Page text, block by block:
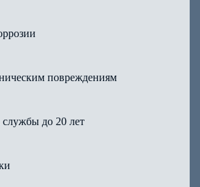
повреждениям
до 20 лет